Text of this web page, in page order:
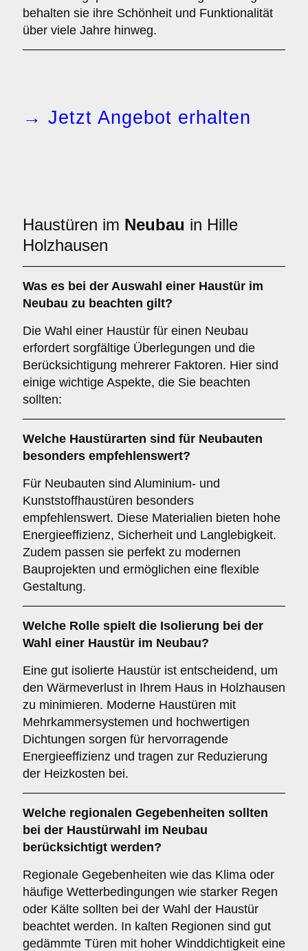
behalten sie ihre Schönheit und Funktionalität
über viele Jahre hinweg.
→ Jetzt Angebot erhalten
Haustüren im Neubau in Hille
Holzhausen
Was es bei der Auswahl einer Haustür im
Neubau zu beachten gilt?
Die Wahl einer Haustür für einen Neubau
erfordert sorgfältige Überlegungen und die
Berücksichtigung mehrerer Faktoren. Hier sind
einige wichtige Aspekte, die Sie beachten
sollten:
Welche Haustürarten sind für Neubauten
besonders empfehlenswert?
Für Neubauten sind Aluminium- und
Kunststoffhaustüren besonders
empfehlenswert. Diese Materialien bieten hohe
Energieeffizienz, Sicherheit und Langlebigkeit.
Zudem passen sie perfekt zu modernen
Bauprojekten und ermöglichen eine flexible
Gestaltung.
Welche Rolle spielt die Isolierung bei der
Wahl einer Haustür im Neubau?
Eine gut isolierte Haustür ist entscheidend, um
den Wärmeverlust in Ihrem Haus in Holzhausen
zu minimieren. Moderne Haustüren mit
Mehrkammersystemen und hochwertigen
Dichtungen sorgen für hervorragende
Energieeffizienz und tragen zur Reduzierung
der Heizkosten bei.
Welche regionalen Gegebenheiten sollten
bei der Haustürwahl im Neubau
berücksichtigt werden?
Regionale Gegebenheiten wie das Klima oder
häufige Wetterbedingungen wie starker Regen
oder Kälte sollten bei der Wahl der Haustür
beachtet werden. In kalten Regionen sind gut
gedämmte Türen mit hoher Winddichtigkeit eine